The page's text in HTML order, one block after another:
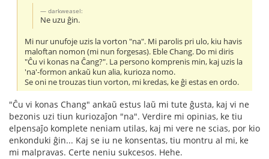
darkweasel:
Ne uzu ĝin.
Mi nur unufoje uzis la vorton "na". Mi parolis pri ulo, kiu havis
maloftan nomon (mi nun forgesas). Eble Chang. Do mi diris
"Ĉu vi konas na Ĉang?". La persono komprenis min, kaj uzis la
'na'-formon ankaŭ kun alia, kurioza nomo.
Se oni ne trouzas tiun vorton, mi kredas, ke ĝi estas en ordo.
"Ĉu vi konas Chang" ankaŭ estus laŭ mi tute ĝusta, kaj vi ne
bezonis uzi tiun kuriozaĵon "na". Verdire mi opinias, ke tiu
elpensaĵo komplete neniam utilas, kaj mi vere ne scias, por kio
enkonduki ĝin... Kaj se iu ne konsentas, tiu montru al mi, ke
mi malpravas. Certe neniu sukcesos. Hehe.